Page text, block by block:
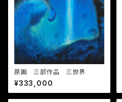
原画 三部作品 三世界
¥333,000